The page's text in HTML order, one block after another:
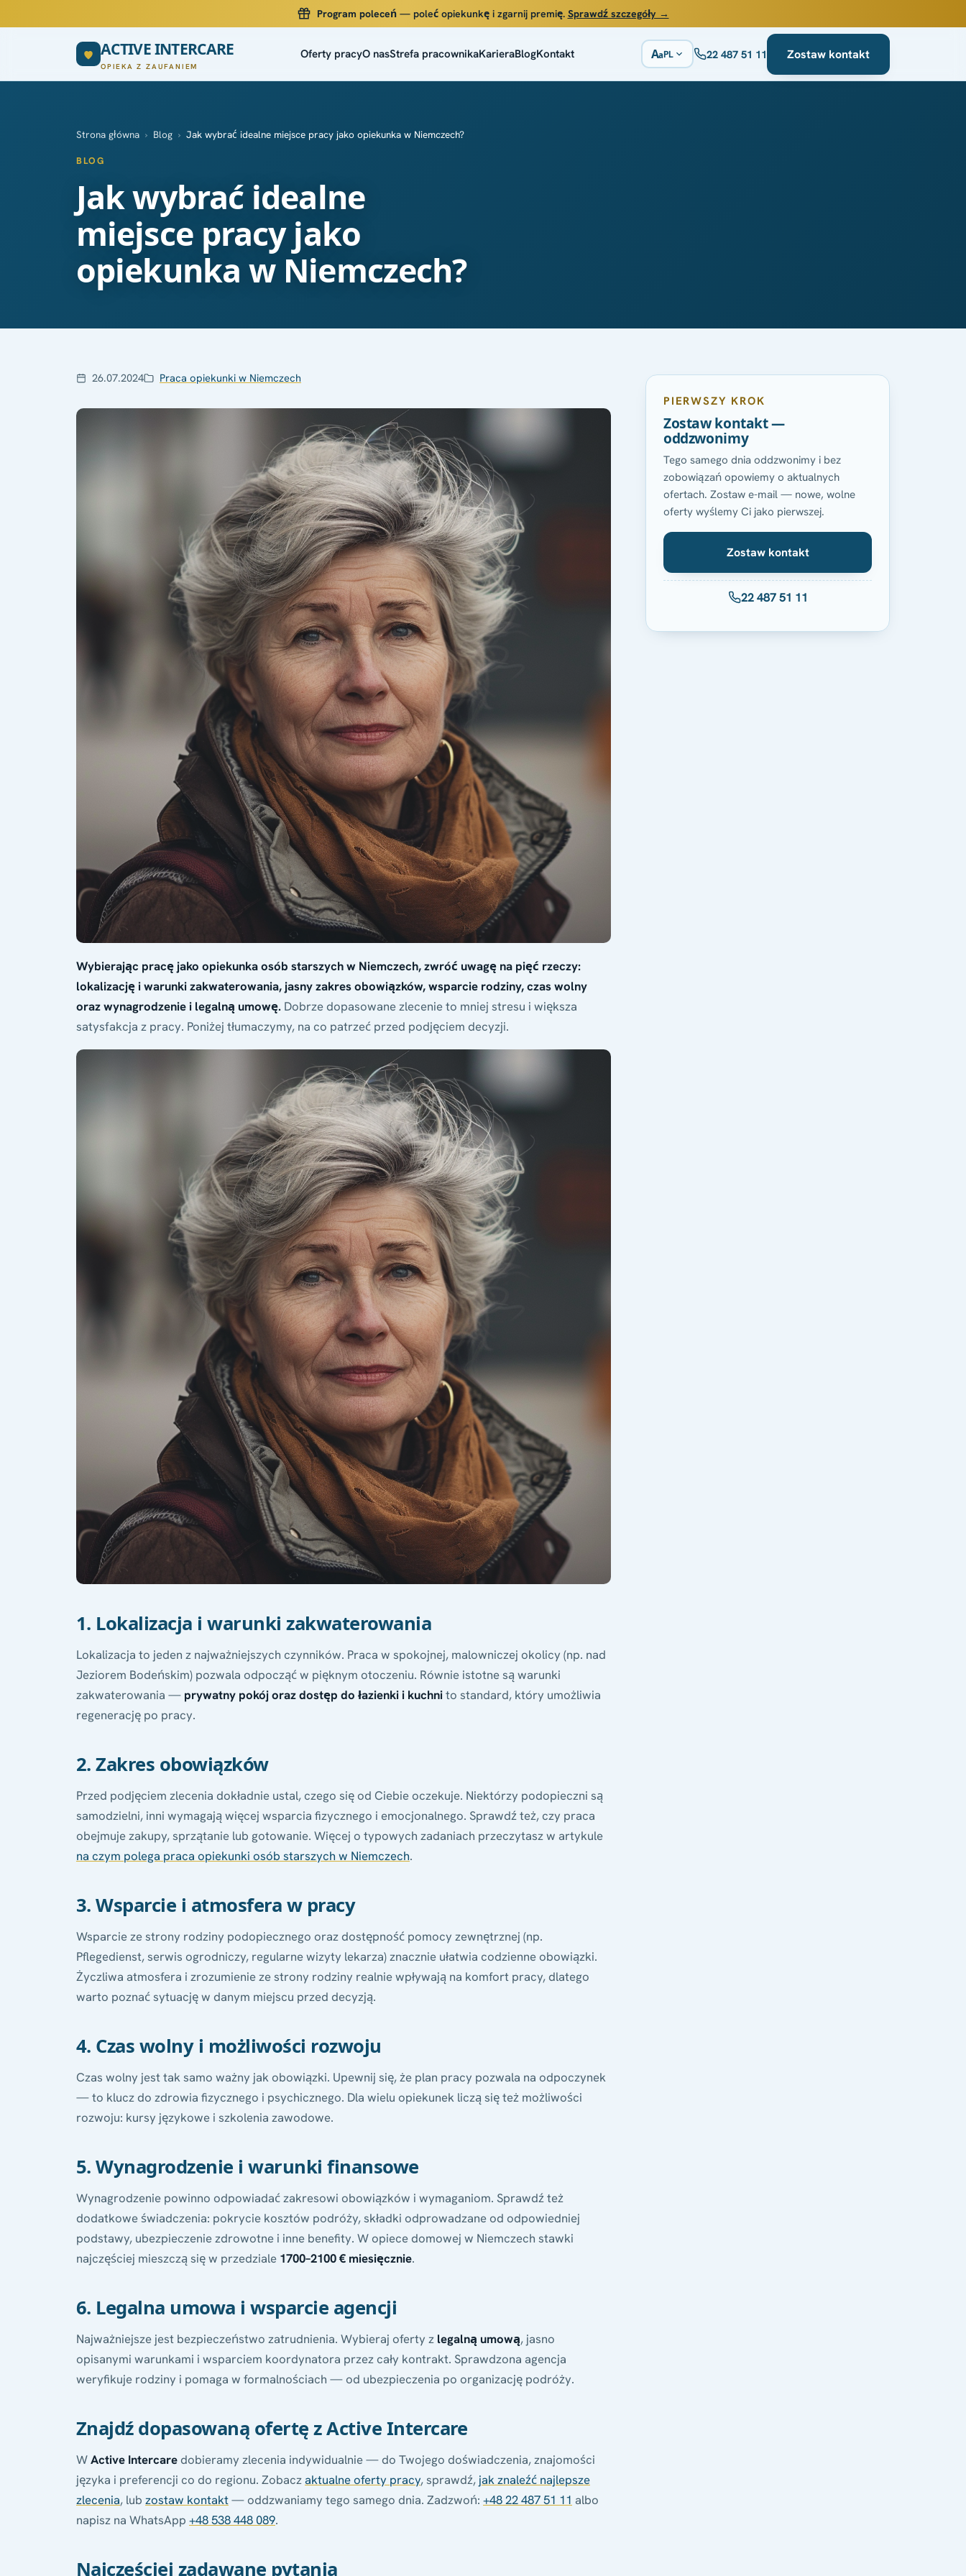
Program poleceń— poleć opiekunkę i zgarnij premię. Sprawdź szczegóły →
ACTIVE INTERCARE
OPIEKA Z ZAUFANIEM
Oferty pracyO nasStrefa pracownikaKarieraBlogKontakt AaPL 22 487 51 11 Zostaw kontakt
Strona główna › Blog › Jak wybrać idealne miejsce pracy jako opiekunka w Niemczech?
BLOG
Jak wybrać idealne
miejsce pracy jako
opiekunka w Niemczech?
26.07.2024 Praca opiekunki w Niemczech
Wybierając pracę jako opiekunka osób starszych w Niemczech, zwróć uwagę na pięć rzeczy:
lokalizację i warunki zakwaterowania, jasny zakres obowiązków, wsparcie rodziny, czas wolny
oraz wynagrodzenie i legalną umowę. Dobrze dopasowane zlecenie to mniej stresu i większa
satysfakcja z pracy. Poniżej tłumaczymy, na co patrzeć przed podjęciem decyzji.
1. Lokalizacja i warunki zakwaterowania
Lokalizacja to jeden z najważniejszych czynników. Praca w spokojnej, malowniczej okolicy (np. nad
Jeziorem Bodeńskim) pozwala odpocząć w pięknym otoczeniu. Równie istotne są warunki
zakwaterowania — prywatny pokój oraz dostęp do łazienki i kuchnito standard, który umożliwia
regenerację po pracy.
2. Zakres obowiązków
Przed podjęciem zlecenia dokładnie ustal, czego się od Ciebie oczekuje. Niektórzy podopieczni są
samodzielni, inni wymagają więcej wsparcia fizycznego i emocjonalnego. Sprawdź też, czy praca
obejmuje zakupy, sprzątanie lub gotowanie. Więcej o typowych zadaniach przeczytasz w artykule
na czym polega praca opiekunki osób starszych w Niemczech.
3. Wsparcie i atmosfera w pracy
Wsparcie ze strony rodziny podopiecznego oraz dostępność pomocy zewnętrznej (np.
Pflegedienst, serwis ogrodniczy, regularne wizyty lekarza) znacznie ułatwia codzienne obowiązki.
Życzliwa atmosfera i zrozumienie ze strony rodziny realnie wpływają na komfort pracy, dlatego
warto poznać sytuację w danym miejscu przed decyzją.
4. Czas wolny i możliwości rozwoju
Czas wolny jest tak samo ważny jak obowiązki. Upewnij się, że plan pracy pozwala na odpoczynek
— to klucz do zdrowia fizycznego i psychicznego. Dla wielu opiekunek liczą się też możliwości
rozwoju: kursy językowe i szkolenia zawodowe.
5. Wynagrodzenie i warunki finansowe
Wynagrodzenie powinno odpowiadać zakresowi obowiązków i wymaganiom. Sprawdź też
dodatkowe świadczenia: pokrycie kosztów podróży, składki odprowadzane od odpowiedniej
podstawy, ubezpieczenie zdrowotne i inne benefity. W opiece domowej w Niemczech stawki
najczęściej mieszczą się w przedziale 1700–2100 € miesięcznie.
6. Legalna umowa i wsparcie agencji
Najważniejsze jest bezpieczeństwo zatrudnienia. Wybieraj oferty z legalną umową, jasno
opisanymi warunkami i wsparciem koordynatora przez cały kontrakt. Sprawdzona agencja
weryfikuje rodziny i pomaga w formalnościach — od ubezpieczenia po organizację podróży.
Znajdź dopasowaną ofertę z Active Intercare
WActive Intercare dobieramy zlecenia indywidualnie — do Twojego doświadczenia, znajomości
języka i preferencji co do regionu. Zobaczaktualne oferty pracy, sprawdź, jak znaleźć najlepsze
zlecenia, lub zostaw kontakt— oddzwaniamy tego samego dnia. Zadzwoń: +48 22 487 51 11 albo
napisz na WhatsApp +48 538 448 089.
Najczęściej zadawane pytania
PIERWSZY KROK
Zostaw kontakt —
oddzwonimy
Tego samego dnia oddzwonimy i bez
zobowiązań opowiemy o aktualnych
ofertach. Zostaw e-mail — nowe, wolne
oferty wyślemy Ci jako pierwszej.
Zostaw kontakt
22 487 51 11